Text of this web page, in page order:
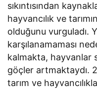
sıkıntısından
hayvancılık ve
olduğunu vurguladı.
karşılanamaması
kalmakta, hayvanlar
göçler artmaktaydı.
tarım ve